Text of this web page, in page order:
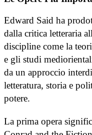
Edward Said ha
dalla critica letteraria
discipline come la
e gli studi
da un approccio
letteratura, storia e
potere.
La prima opera